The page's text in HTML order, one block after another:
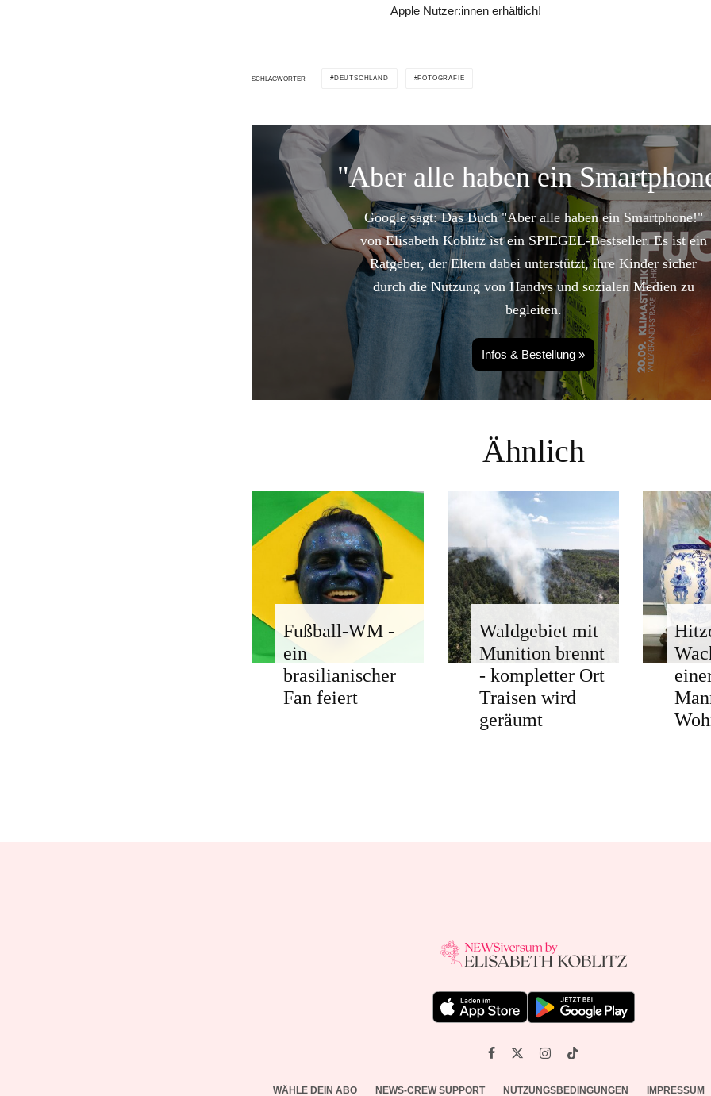
Apple Nutzer:innen erhältlich!
SCHLAGWÖRTER DEUTSCHLAND FOTOGRAFIE
"Aber alle haben ein
Google sagt: Das Buch "Aber alle haben ein Smartphone!"
von Elisabeth Koblitz ist ein SPIEGEL-Bestseller. Es ist ein
Ratgeber, der Eltern dabei unterstützt, ihre Kinder sicher
durch die Nutzung von Handys und sozialen Medien zu
begleiten.
Infos & Bestellung »
Ähnlich
Fußball-WM -
ein
brasilianischer
Fan feiert
Waldgebiet mit
Munition brennt
- kompletter Ort
Traisen wird
geräumt
WÄHLE DEIN ABO NEWS-CREW SUPPORT NUTZUNGSBEDINGUNGEN IMPRESSUM